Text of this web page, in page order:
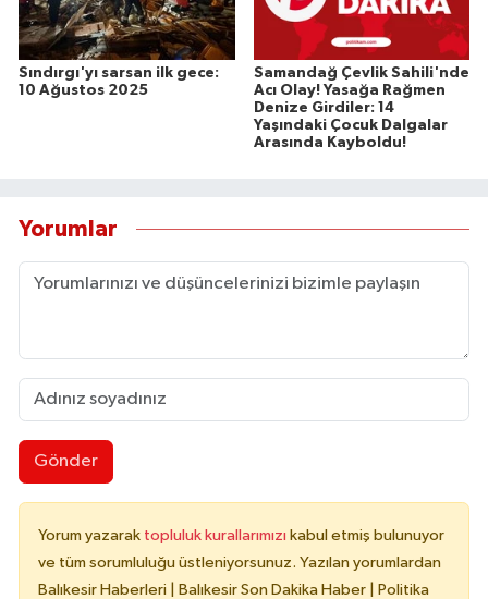
Sındırgı'yı sarsan ilk gece:
10 Ağustos 2025
Samandağ Çevlik Sahili'nde
Acı Olay! Yasağa Rağmen
Denize Girdiler: 14
Yaşındaki Çocuk Dalgalar
Arasında Kayboldu!
Yorumlar
Gönder
Yorum yazarak topluluk kurallarımızı kabul etmiş bulunuyor
ve tüm sorumluluğu üstleniyorsunuz. Yazılan yorumlardan
Balıkesir Haberleri | Balıkesir Son Dakika Haber | Politika